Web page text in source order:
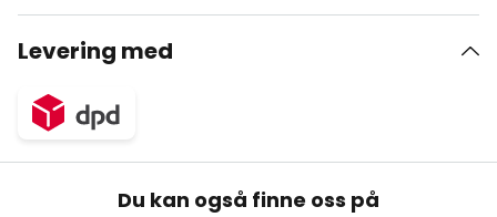
Levering med
Du kan også finne oss på